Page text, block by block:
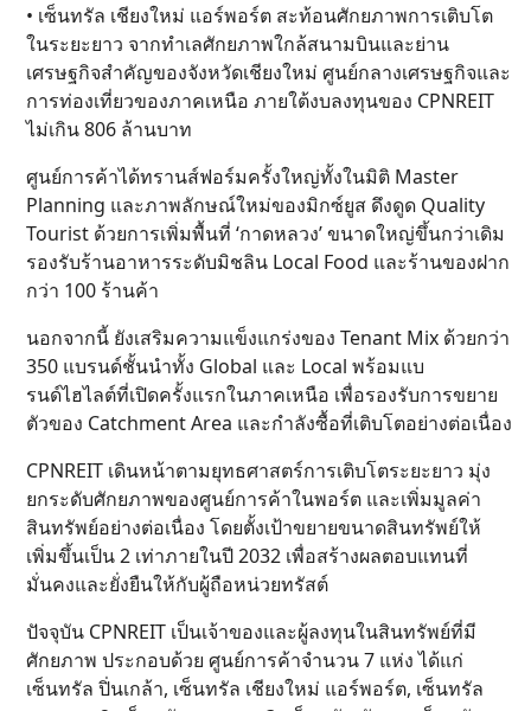
• เซ็นทรัล เชียงใหม่ แอร์พอร์ต สะท้อนศักยภาพการเติบโต
ในระยะยาว จากทำเลศักยภาพใกล้สนามบินและย่าน
เศรษฐกิจสำคัญของจังหวัดเชียงใหม่ ศูนย์กลางเศรษฐกิจและ
การท่องเที่ยวของภาคเหนือ ภายใต้งบลงทุนของ CPNREIT
ไม่เกิน 806 ล้านบาท
ศูนย์การค้าได้ทรานส์ฟอร์มครั้งใหญ่ทั้งในมิติ Master
Planning และภาพลักษณ์ใหม่ของมิกซ์ยูส ดึงดูด Quality
Tourist ด้วยการเพิ่มพื้นที่ ‘กาดหลวง’ ขนาดใหญ่ขึ้นกว่าเดิม
รองรับร้านอาหารระดับมิชลิน Local Food และร้านของฝาก
กว่า 100 ร้านค้า
นอกจากนี้ ยังเสริมความแข็งแกร่งของ Tenant Mix ด้วยกว่า
350 แบรนด์ชั้นนำทั้ง Global และ Local พร้อมแบ
รนด์ไฮไลต์ที่เปิดครั้งแรกในภาคเหนือ เพื่อรองรับการขยาย
ตัวของ Catchment Area และกำลังซื้อที่เติบโตอย่างต่อเนื่อง
CPNREIT เดินหน้าตามยุทธศาสตร์การเติบโตระยะยาว มุ่ง
ยกระดับศักยภาพของศูนย์การค้าในพอร์ต และเพิ่มมูลค่า
สินทรัพย์อย่างต่อเนื่อง โดยตั้งเป้าขยายขนาดสินทรัพย์ให้
เพิ่มขึ้นเป็น 2 เท่าภายในปี 2032 เพื่อสร้างผลตอบแทนที่
มั่นคงและยั่งยืนให้กับผู้ถือหน่วยทรัสต์
ปัจจุบัน CPNREIT เป็นเจ้าของและผู้ลงทุนในสินทรัพย์ที่มี
ศักยภาพ ประกอบด้วย ศูนย์การค้าจำนวน 7 แห่ง ได้แก่
เซ็นทรัล ปิ่นเกล้า, เซ็นทรัล เชียงใหม่ แอร์พอร์ต, เซ็นทรัล